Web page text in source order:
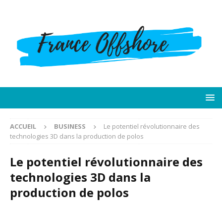
ACCUEIL BUSINESS
Le potentiel révolutionnaire des
technologies 3D dans la production de polos
Le potentiel révolutionnaire des
technologies 3D dans la
production de polos